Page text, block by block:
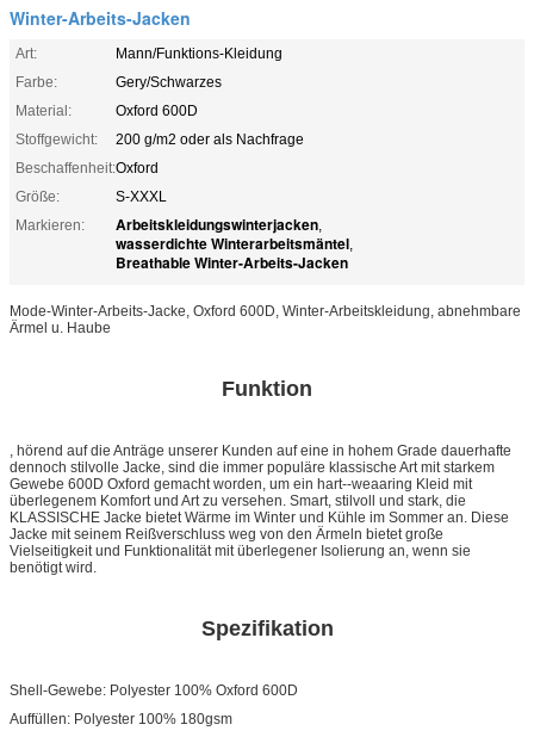
Winter-Arbeits-Jacken
Art:
Mann/Funktions-Kleidung
Farbe:
Gery/Schwarzes
Material:
Oxford 600D
Stoffgewicht:
200 g/m2 oder als Nachfrage
Beschaffenheit:Oxford
Größe:
S-XXXL
Markieren:
Arbeitskleidungswinterjacken,
wasserdichte Winterarbeitsmäntel,
Breathable Winter-Arbeits-Jacken
Mode-Winter-Arbeits-Jacke, Oxford 600D, Winter-Arbeitskleidung, abnehmbare
Ärmel u. Haube
Funktion
, hörend auf die Anträge unserer Kunden auf eine in hohem Grade dauerhafte
dennoch stilvolle Jacke, sind die immer populäre klassische Art mit starkem
Gewebe 600D Oxford gemacht worden, um ein hart--weaaring Kleid mit
überlegenem Komfort und Art zu versehen. Smart, stilvoll und stark, die
KLASSISCHE Jacke bietet Wärme im Winter und Kühle im Sommer an. Diese
Jacke mit seinem Reißverschluss weg von den Ärmeln bietet große
Vielseitigkeit und Funktionalität mit überlegener Isolierung an, wenn sie
benötigt wird.
Spezifikation
Shell-Gewebe: Polyester 100% Oxford 600D
Auffüllen: Polyester 100% 180gsm